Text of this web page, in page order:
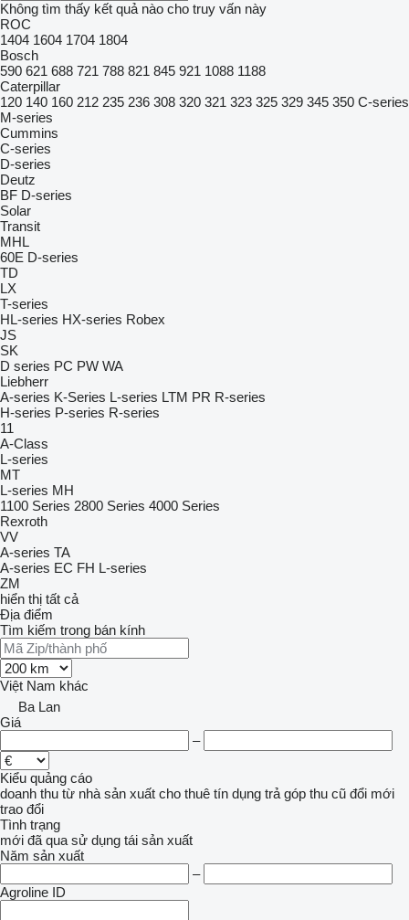
Không tìm thấy kết quả nào cho truy vấn này
ROC
1404 1604 1704 1804
Bosch
590 621 688 721 788 821 845 921 1088 1188
Caterpillar
120 140 160 212 235 236 308 320 321 323 325 329 345 350 C-series
M-series
Cummins
C-series
D-series
Deutz
BF D-series
Solar
Transit
MHL
60E D-series
TD
LX
T-series
HL-series HX-series Robex
JS
SK
D series PC PW WA
Liebherr
A-series K-Series L-series LTM PR R-series
H-series P-series R-series
11
A-Class
L-series
MT
L-series MH
1100 Series 2800 Series 4000 Series
Rexroth
VV
A-series TA
A-series EC FH L-series
ZM
hiển thị tất cả
Địa điểm
Tìm kiếm trong bán kính
Việt Nam khác
Ba Lan
Giá
–
Kiểu quảng cáo
doanh thu từ nhà sản xuất cho thuê tín dụng trả góp thu cũ đổi mới
trao đổi
Tình trạng
mới đã qua sử dụng tái sản xuất
Năm sản xuất
–
Agroline ID